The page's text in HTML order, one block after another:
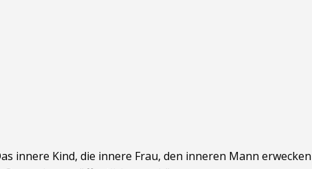
innere Kind, die innere Frau, den inneren Mann